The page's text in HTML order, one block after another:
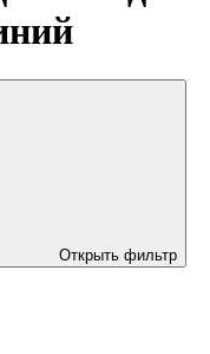
Открыть фильтр